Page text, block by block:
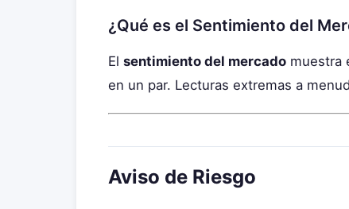
¿Qué es el Sentimiento del
El sentimiento del mercado muestra
en un par. Lecturas extremas a
Aviso de Riesgo